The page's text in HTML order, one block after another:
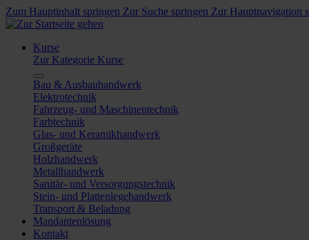
Zum Hauptinhalt springen Zur Suche springen Zur Hauptnavigation
Kurse
Zur Kategorie Kurse
Bau & Ausbauhandwerk
Elektrotechnik
Fahrzeug- und Maschinentechnik
Farbtechnik
Glas- und Keramikhandwerk
Großgeräte
Holzhandwerk
Metallhandwerk
Sanitär- und Versorgungstechnik
Stein- und Plattenlegehandwerk
Transport & Beladung
Mandantenlösung
Kontakt